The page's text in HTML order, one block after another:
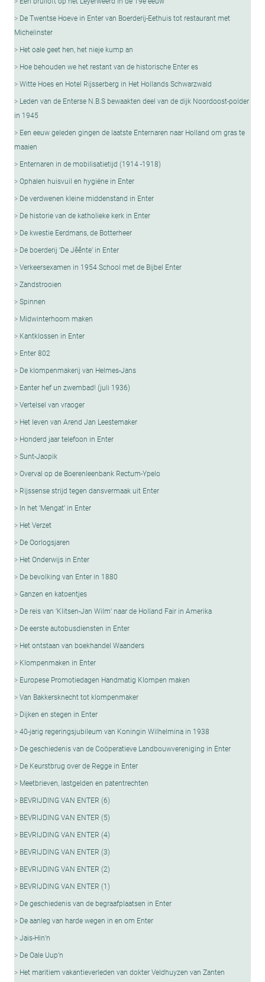
De Twentse Hoeve in Enter van Boerderij-Eethuis tot restaurant met
Michelinster
Het oale geet hen, het nieje kump an
Hoe behouden we het restant van de historische Enter es
Witte Hoes en Hotel Rijsserberg in Het Hollands Schwarzwald
Leden van de Enterse N.B.S bewaakten deel van de dijk Noordoost-polder
in 1945
Een eeuw geleden gingen de laatste Enternaren naar Holland om gras te
maaien
Enternaren in de mobilisatietijd (1914 -1918)
Ophalen huisvuil en hygiëne in Enter
De verdwenen kleine middenstand in Enter
De historie van de katholieke kerk in Enter
De kwestie Eerdmans, de Botterheer
De boerderij ‘De Jêênte’ in Enter
Verkeersexamen in 1954 School met de Bijbel Enter
Zandstrooien
Spinnen
Midwinterhoorn maken
Kantklossen in Enter
Enter 802
De klompenmakerij van Helmes-Jans
Eanter hef un zwembad! (juli 1936)
Vertelsel van vraoger
Het leven van Arend Jan Leestemaker
Honderd jaar telefoon in Enter
Sunt-Jaopik
Overval op de Boerenleenbank Rectum-Ypelo
Rijssense strijd tegen dansvermaak uit Enter
In het ‘Mengat’ in Enter
Het Verzet
De Oorlogsjaren
Het Onderwijs in Enter
De bevolking van Enter in 1880
Ganzen en katoentjes
De reis van ‘Klitsen-Jan Wilm’ naar de Holland Fair in Amerika
De eerste autobusdiensten in Enter
Het ontstaan van boekhandel Waanders
Klompenmaken in Enter
Europese Promotiedagen Handmatig Klompen maken
Van Bakkersknecht tot klompenmaker
Dijken en stegen in Enter
40-jarig regeringsjubileum van Koningin Wilhelmina in 1938
De geschiedenis van de Coöperatieve Landbouwvereniging in Enter
De Keurstbrug over de Regge in Enter
Meetbrieven, lastgelden en patentrechten
BEVRIJDING VAN ENTER (6)
BEVRIJDING VAN ENTER (5)
BEVRIJDING VAN ENTER (4)
BEVRIJDING VAN ENTER (3)
BEVRIJDING VAN ENTER (2)
BEVRIJDING VAN ENTER (1)
De geschiedenis van de begraafplaatsen in Enter
De aanleg van harde wegen in en om Enter
Jais-Hin’n
De Oale Uup’n
Het maritiem vakantieverleden van dokter Veldhuyzen van Zanten